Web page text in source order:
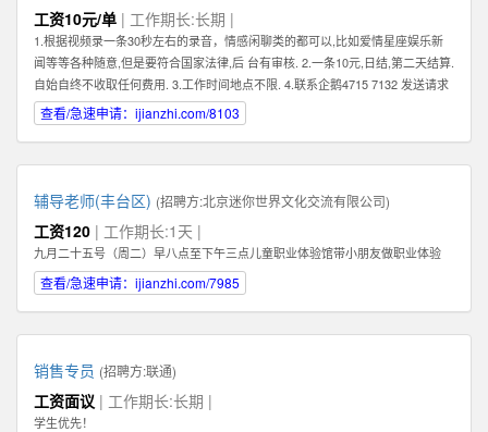
工资10元/单 | 工作期长:长期 |
1.根据视频录一条30秒左右的录音，情感闲聊类的都可以,比如爱情星座娱乐新
闻等等各种随意,但是要符合国家法律,后 台有审核. 2.一条10元,日结,第二天结算.
自始自终不收取任何费用. 3.工作时间地点不限. 4.联系企鹅4715 7132 发送请求
时,请备注录音采集兼职.
查看/急速申请：ijianzhi.com/8103
辅导老师(丰台区) (招聘方:北京迷你世界文化交流有限公司)
工资120 | 工作期长:1天 |
九月二十五号（周二）早八点至下午三点儿童职业体验馆带小朋友做职业体验
查看/急速申请：ijianzhi.com/7985
销售专员 (招聘方:联通)
工资面议 | 工作期长:长期 |
学生优先！